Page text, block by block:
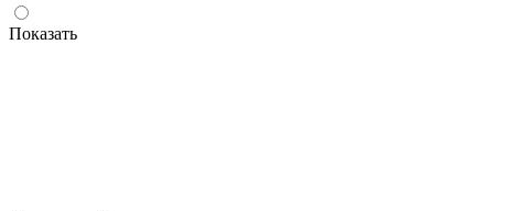
Показать